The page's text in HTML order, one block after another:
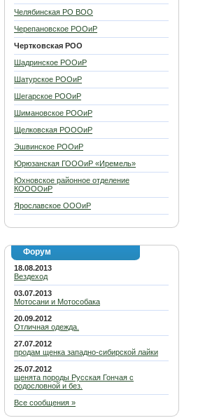
Челябинская РО ВОО
Черепановское РООиР
Чертковская РОО
Шадринское РООиР
Шатурское РООиР
Шегарское РООиР
Шимановское РООиР
Щелковская РОООиР
Эшвинское РООиР
Юрюзанская ГОООиР «Иремель»
Юхновское районное отделение
КООООиР
Ярославское ОООиР
Форум
18.08.2013
Вездеход
03.07.2013
Мотосани и Мотособака
20.09.2012
Отличная одежда.
27.07.2012
продам щенка западно-сибирской лайки
25.07.2012
щенята породы Русская Гончая с
родословной и без.
Все сообщения »